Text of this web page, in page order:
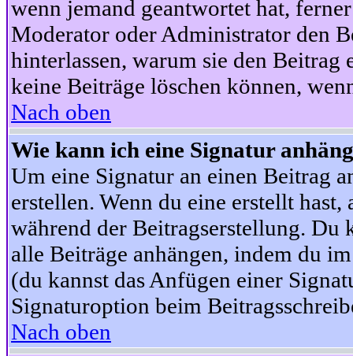
wenn jemand geantwortet hat,
Moderator oder Administrator den
hinterlassen, warum sie den Beitrag
keine Beiträge löschen können,
Nach oben
Wie kann ich eine Signatur
Um eine Signatur an einen Beitrag
erstellen. Wenn du eine erstellt
während der Beitragserstellung. Du
alle Beiträge anhängen, indem du
(du kannst das Anfügen einer
Signaturoption beim
Nach oben